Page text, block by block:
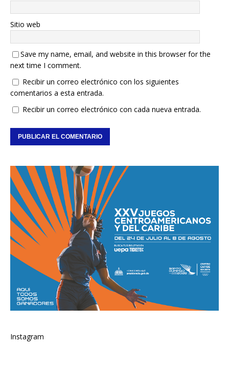
Sitio web
Save my name, email, and website in this browser for the
next time I comment.
Recibir un correo electrónico con los siguientes
comentarios a esta entrada.
Recibir un correo electrónico con cada nueva entrada.
Instagram